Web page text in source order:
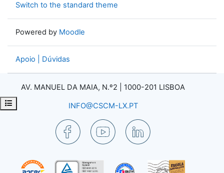
Open course index
Switch to the standard theme
Powered by Moodle
Apoio | Dúvidas
AV. MANUEL DA MAIA, N.º2 | 1000-201 LISBOA
INFO@CSCM-LX.PT